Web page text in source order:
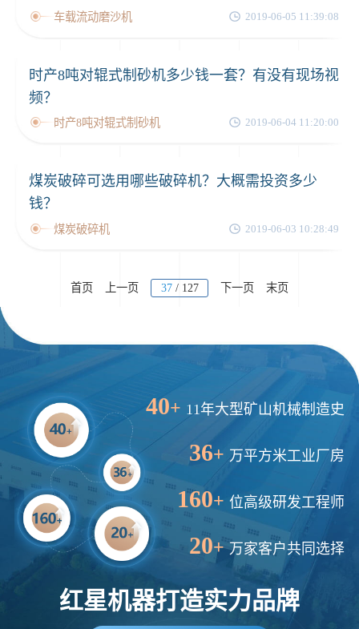
车载流动磨沙机 2019-06-05 11:39:08
时产8吨对辊式制砂机多少钱一套？有没有现场视
频？
时产8吨对辊式制砂机 2019-06-04 11:20:00
煤炭破碎可选用哪些破碎机？大概需投资多少
钱？
煤炭破碎机 2019-06-03 10:28:49
首页 上一页 37/ 127 下一页 末页
40+ 11年大型矿山机械制造史
36+ 万平方米工业厂房
160+ 位高级研发工程师
20+ 万家客户共同选择
红星机器打造实力品牌